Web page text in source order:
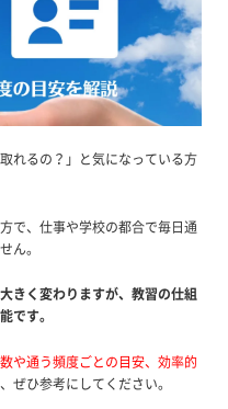
れるの？」と気になっている方
で、仕事や学校の都合で毎日通
ん。
きく変わりますが、教習の仕組
です。
や通う頻度ごとの目安、効率的
ぜひ参考にしてください。